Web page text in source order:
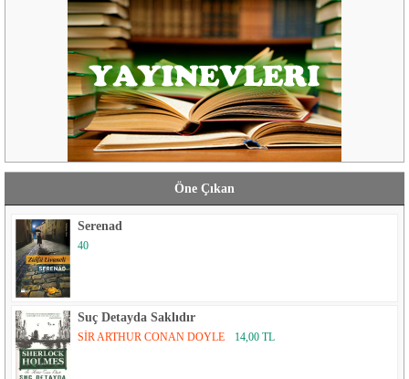
Öne Çıkan
Serenad
40
Suç Detayda Saklıdır
SİR ARTHUR CONAN DOYLE 14,00 TL